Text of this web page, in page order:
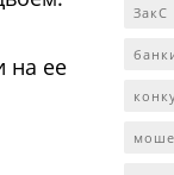
на ее
ЗакС